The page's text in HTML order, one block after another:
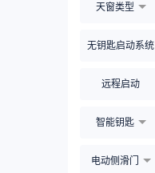
天窗类型
无钥匙启动系统
远程启动
智能钥匙
电动侧滑门